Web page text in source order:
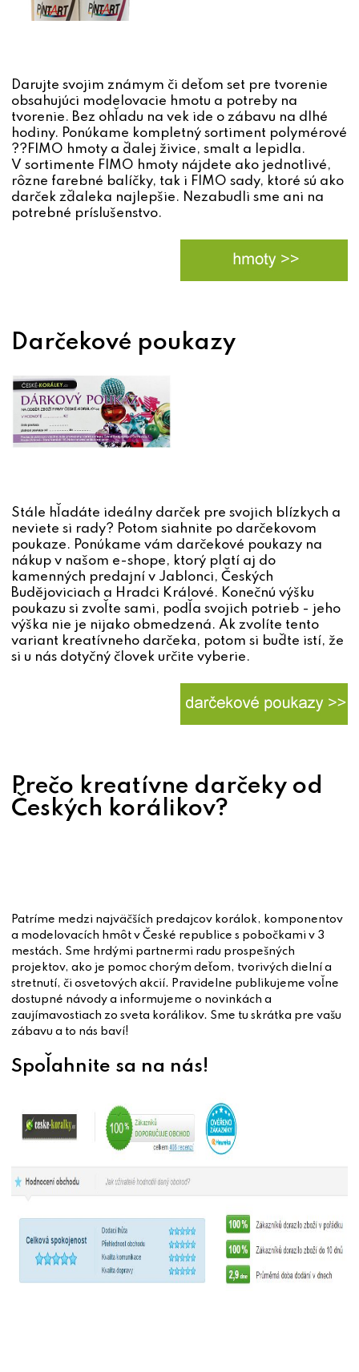
Darujte svojim známym či deťom set pre tvorenie
obsahujúci modelovacie hmotu a potreby na
tvorenie. Bez ohľadu na vek ide o zábavu na dlhé
hodiny. Ponúkame kompletný sortiment polymérové
??FIMO hmoty a ďalej živice, smalt a lepidla.
V sortimente FIMO hmoty nájdete ako jednotlivé,
rôzne farebné balíčky, tak i FIMO sady, ktoré sú ako
darček zďaleka najlepšie. Nezabudli sme ani na
potrebné príslušenstvo.
Darčekové poukazy
Stále hľadáte ideálny darček pre svojich blízkych a
neviete si rady? Potom siahnite po darčekovom
poukaze. Ponúkame vám darčekové poukazy na
nákup v našom e-shope, ktorý platí aj do
kamenných predajní v Jablonci, Českých
Budějoviciach a Hradci Králové. Konečnú výšku
poukazu si zvoľte sami, podľa svojich potrieb - jeho
výška nie je nijako obmedzená. Ak zvolíte tento
variant kreatívneho darčeka, potom si buďte istí, že
si u nás dotyčný človek určite vyberie.
Prečo kreatívne darčeky od
Českých korálikov?
Patríme medzi najväčších predajcov korálok, komponentov
a modelovacích hmôt v České republice s pobočkami v 3
mestách. Sme hrdými partnermi radu prospešných
projektov, ako je pomoc chorým deťom, tvorivých dielní a
stretnutí, či osvetových akcií. Pravidelne publikujeme voľne
dostupné návody a informujeme o novinkách a
zaujímavostiach zo sveta korálikov. Sme tu skrátka pre vašu
zábavu a to nás baví!
Spoľahnite sa na nás!